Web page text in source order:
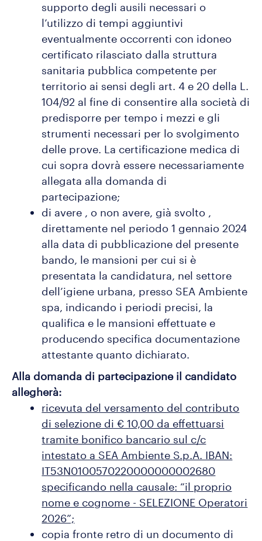
supporto degli ausili necessari o
l’utilizzo di tempi aggiuntivi
eventualmente occorrenti con idoneo
certificato rilasciato dalla struttura
sanitaria pubblica competente per
territorio ai sensi degli art. 4 e 20 della L.
104/92 al fine di consentire alla società di
predisporre per tempo i mezzi e gli
strumenti necessari per lo svolgimento
delle prove. La certificazione medica di
cui sopra dovrà essere necessariamente
allegata alla domanda di
partecipazione;
di avere , o non avere, già svolto ,
direttamente nel periodo 1 gennaio 2024
alla data di pubblicazione del presente
bando, le mansioni per cui si è
presentata la candidatura, nel settore
dell’igiene urbana, presso SEA Ambiente
spa, indicando i periodi precisi, la
qualifica e le mansioni effettuate e
producendo specifica documentazione
attestante quanto dichiarato.
Alla domanda di partecipazione il candidato
allegherà:
ricevuta del versamento del contributo
di selezione di € 10,00 da effettuarsi
tramite bonifico bancario sul c/c
intestato a SEA Ambiente S.p.A. IBAN:
IT53N0100570220000000002680
specificando nella causale: “il proprio
nome e cognome - SELEZIONE Operatori
2026”;
copia fronte retro di un documento di